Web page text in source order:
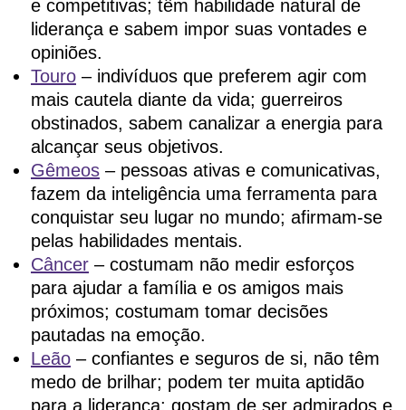
e competitivas; têm habilidade natural de
liderança e sabem impor suas vontades e
opiniões.
Touro – indivíduos que preferem agir com
mais cautela diante da vida; guerreiros
obstinados, sabem canalizar a energia para
alcançar seus objetivos.
Gêmeos – pessoas ativas e comunicativas,
fazem da inteligência uma ferramenta para
conquistar seu lugar no mundo; afirmam-se
pelas habilidades mentais.
Câncer – costumam não medir esforços
para ajudar a família e os amigos mais
próximos; costumam tomar decisões
pautadas na emoção.
Leão – confiantes e seguros de si, não têm
medo de brilhar; podem ter muita aptidão
para a liderança; gostam de ser admirados e